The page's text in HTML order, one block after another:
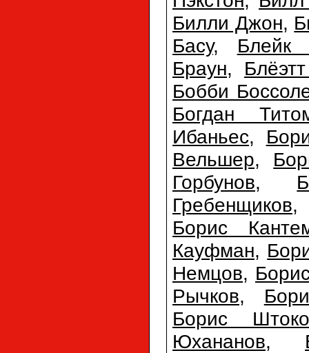
Билли Джон,
Басу, Блейк
Браун,
Бобби
Богдан
Ибаньес,
Вельшер,
Горбунов,
Гребенщиков
Борис
Кауфман,
Немцов,
Рычков,
Борис
Юхананов,